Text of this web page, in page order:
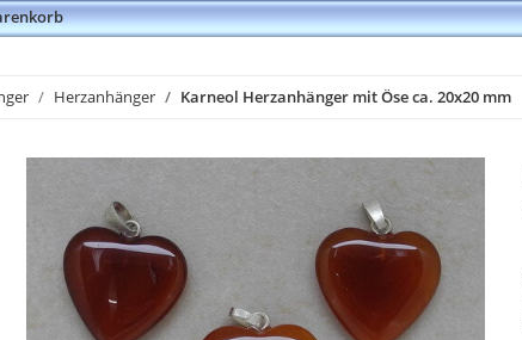
Herzanhänger Karneol Herzanhänger mit Öse ca. 20x20 mm